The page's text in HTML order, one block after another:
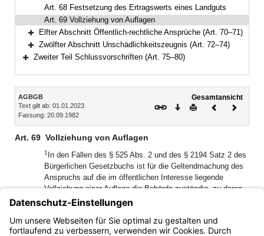
Art. 68 Festsetzung des Ertragswerts eines Landguts
Art. 69 Vollziehung von Auflagen
Bereich erweitern
Elfter Abschnitt Öffentlich-rechtliche Ansprüche (Art. 70–71)
Bereich erweitern
Zwölfter Abschnitt Unschädlichkeitszeugnis (Art. 72–74)
Zweiter Teil Schlussvorschriften (Art. 75–80)
Inhalt
AGBGB
Text gilt ab: 01.01.2023
Fassung: 20.09.1982
Gesamtansicht
Download
DruckenVorheriges
Art. 69 Vollziehung von Auflagen
1 In den Fällen des § 525 Abs. 2 und des § 2194 Satz 2 des
Bürgerlichen Gesetzbuchs ist für die Geltendmachung des
Anspruchs auf die im öffentlichen Interesse liegende
Vollziehung einer Auflage die Behörde zuständig, zu deren
Wirkungskreis die Wahrung des Interesses gehört.
Bezweckt die Auflage die Förderung von Interessen, die
zum Wirkungskreis einer Körperschaft, Stiftung oder Anstalt
des öffentlichen Rechts gehören, so ist diese zuständig.